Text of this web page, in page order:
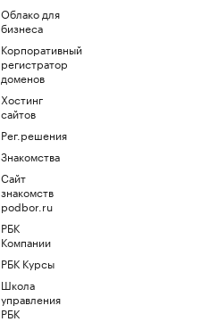
Облако для
бизнеса
Корпоративный
регистратор
доменов
Хостинг
сайтов
Рег.решения
Знакомства
Сайт
знакомств
podbor.ru
РБК
Компании
РБК Курсы
Школа
управления
РБК